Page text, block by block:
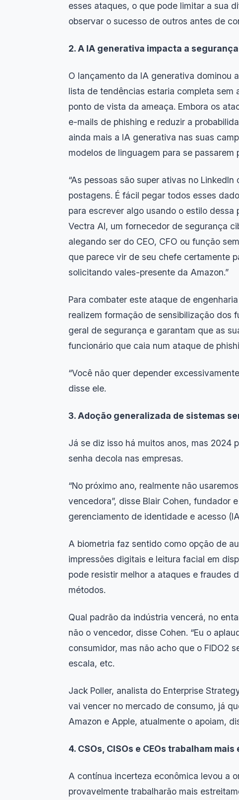
esses ataques, o que pode limitar a sua
observar o sucesso de outros antes de
2. A IA generativa impacta a
O lançamento da IA generativa dominou
lista de tendências estaria completa sem
ponto de vista da ameaça. Embora os
e-mails de phishing e reduzir a
ainda mais a IA generativa nas suas
modelos de linguagem para se
“As pessoas são super ativas no
postagens. É fácil pegar todos esses
para escrever algo usando o estilo dessa
Vectra AI, um fornecedor de segurança
alegando ser do CEO, CFO ou função
que parece vir de seu chefe certamente
solicitando vales-presente da Amazon.”
Para combater este ataque de
realizem formação de sensibilização dos
geral de segurança e garantam que as
funcionário que caia num ataque de
“Você não quer depender
disse ele.
3. Adoção generalizada de sistemas
Já se diz isso há muitos anos, mas 2024
senha decola nas empresas.
“No próximo ano, realmente não
vencedora”, disse Blair Cohen, fundador
gerenciamento de identidade e acesso
A biometria faz sentido como opção de
impressões digitais e leitura facial em
pode resistir melhor a ataques e fraudes
métodos.
Qual padrão da indústria vencerá, no
não o vencedor, disse Cohen. “Eu o
consumidor, mas não acho que o FIDO2
escala, etc.
Jack Poller, analista do Enterprise
vai vencer no mercado de consumo, já
Amazon e Apple, atualmente o apoiam,
4. CSOs, CISOs e CEOs trabalham
A contínua incerteza econômica levou a
provavelmente trabalharão mais